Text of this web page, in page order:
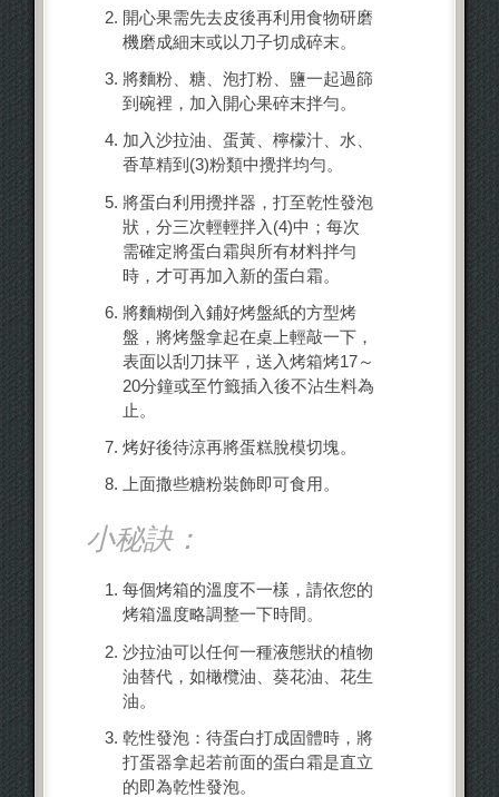
開心果需先去皮後再利用食物研磨
機磨成細末或以刀子切成碎末。
將麵粉、糖、泡打粉、鹽一起過篩
到碗裡，加入開心果碎末拌勻。
加入沙拉油、蛋黃、檸檬汁、水、
香草精到(3)粉類中攪拌均勻。
將蛋白利用攪拌器，打至乾性發泡
狀，分三次輕輕拌入(4)中；每次
需確定將蛋白霜與所有材料拌勻
時，才可再加入新的蛋白霜。
將麵糊倒入鋪好烤盤紙的方型烤
盤，將烤盤拿起在桌上輕敲一下，
表面以刮刀抹平，送入烤箱烤17～
20分鐘或至竹籤插入後不沾生料為
止。
烤好後待涼再將蛋糕脫模切塊。
上面撒些糖粉裝飾即可食用。
小秘訣：
每個烤箱的溫度不一樣，請依您的
烤箱溫度略調整一下時間。
沙拉油可以任何一種液態狀的植物
油替代，如橄欖油、葵花油、花生
油。
乾性發泡：待蛋白打成固體時，將
打蛋器拿起若前面的蛋白霜是直立
的即為乾性發泡。